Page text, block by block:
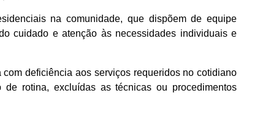
na comunidade, que dispõem de equipe
cuidado e atenção às necessidades individuais e
deficiência aos serviços requeridos no cotidiano
rotina, excluídas as técnicas ou procedimentos